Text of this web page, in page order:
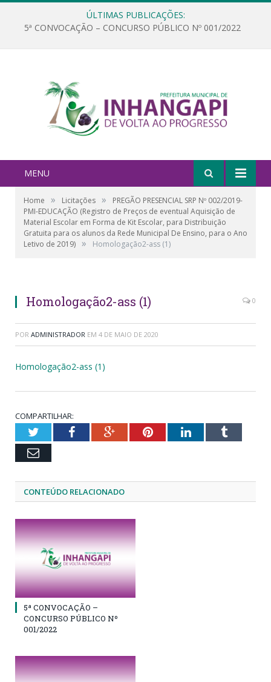
ÚLTIMAS PUBLICAÇÕES:
5ª CONVOCAÇÃO – CONCURSO PÚBLICO Nº 001/2022
MENU
Home » Licitações »
PREGÃO PRESENCIAL SRP Nº 002/2019-
PMI-EDUCAÇÃO (Registro de Preços de eventual Aquisição de
Material Escolar em Forma de Kit Escolar, para Distribuição
Gratuita para os alunos da Rede Municipal De Ensino, para o Ano
Letivo de 2019) » Homologação2-ass (1)
Homologação2-ass (1) 0
POR ADMINISTRADOR EM 4 DE MAIO DE 2020
Homologação2-ass (1)
COMPARTILHAR:
TwitterFacebookGoogle+PinterestLinkedInTumblr
Email
CONTEÚDO RELACIONADO
5ª CONVOCAÇÃO –
CONCURSO PÚBLICO Nº
001/2022